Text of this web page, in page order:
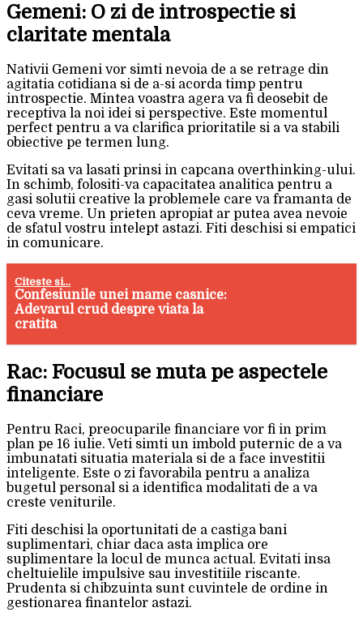
Gemeni: O zi de introspectie si
claritate mentala
Nativii Gemeni vor simti nevoia de a se retrage din
agitatia cotidiana si de a-si acorda timp pentru
introspectie. Mintea voastra agera va fi deosebit de
receptiva la noi idei si perspective. Este momentul
perfect pentru a va clarifica prioritatile si a va stabili
obiective pe termen lung.
Evitati sa va lasati prinsi in capcana overthinking-ului.
In schimb, folositi-va capacitatea analitica pentru a
gasi solutii creative la problemele care va framanta de
ceva vreme. Un prieten apropiat ar putea avea nevoie
de sfatul vostru intelept astazi. Fiti deschisi si empatici
in comunicare.
Citeste si...
Confesiunile unei mame casnice:
Adevarul crud despre viata la
cratita
Rac: Focusul se muta pe aspectele
financiare
Pentru Raci, preocuparile financiare vor fi in prim
plan pe 16 iulie. Veti simti un imbold puternic de a va
imbunatati situatia materiala si de a face investitii
inteligente. Este o zi favorabila pentru a analiza
bugetul personal si a identifica modalitati de a va
creste veniturile.
Fiti deschisi la oportunitati de a castiga bani
suplimentari, chiar daca asta implica ore
suplimentare la locul de munca actual. Evitati insa
cheltuielile impulsive sau investitiile riscante.
Prudenta si chibzuinta sunt cuvintele de ordine in
gestionarea finantelor astazi.